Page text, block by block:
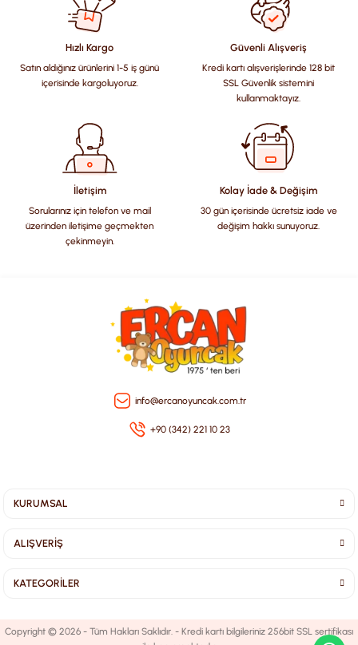
kullanarak tarafımıza iletebilirsiniz.
Görüş ve önerileriniz için teşekkür ederiz.
Ürün resmi kalitesiz, bozuk veya görüntülenemiyor.
Ürün açıklamasında eksik bilgiler bulunuyor.
Ürün bilgilerinde hatalar bulunuyor.
Ürün fiyatı diğer sitelerden daha pahalı.
Bu ürüne benzer farklı alternatifler olmalı.
Hızlı Kargo
Satın aldığınız ürünlerini 1-5 iş günü
içerisinde kargoluyoruz.
Güvenli Alışveriş
Kredi kartı alışverişlerinde 128 bit
SSL Güvenlik sistemini
kullanmaktayız.
İletişim
Sorularınız için telefon ve mail
üzerinden iletişime geçmekten
çekinmeyin.
Kolay İade & Değişim
30 gün içerisinde ücretsiz iade ve
değişim hakkı sunuyoruz.
info@ercanoyuncak.com.tr
+90 (342) 221 10 23
KURUMSAL
ALIŞVERİŞ
KATEGORİLER
Copyright © 2026 - Tüm Hakları Saklıdır. - Kredi kartı bilgileriniz 256bit SSL sertifikası